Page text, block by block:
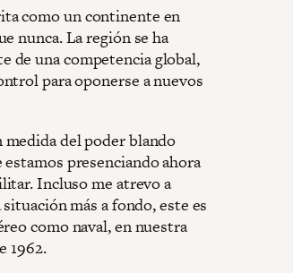
como un continente en
nunca. La región se ha
de una competencia global,
para oponerse a nuevos
medida del poder blando
presenciando ahora
Incluso me atrevo a
más a fondo, este es
como naval, en nuestra
1962.